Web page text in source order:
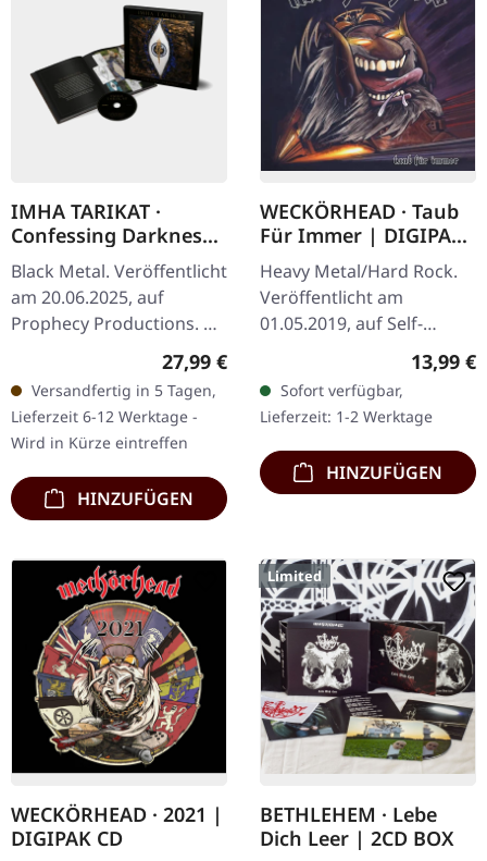
IMHA TARIKAT ·
Confessing Darkness
| HARDCOVER BOOK
CD
Black Metal. Veröffentlicht
am 20.06.2025, auf
Prophecy Productions. CD
im Hardcover-Buch, 18x18
cm, 48 Seiten, enthält
Songtexte und Liner
Notes,…
Regulärer Preis:
27,99 €
Versandfertig in 5 Tagen,
Lieferzeit 6-12 Werktage -
Wird in Kürze eintreffen
HINZUFÜGEN
WECKÖRHEAD · Taub
Für Immer | DIGIPAK
CD
Heavy Metal/Hard Rock.
Veröffentlicht am
01.05.2019, auf Self-
Released. CD im DigiPak
mit Booklet. Was für eine
wilde Fahrt das ist!
Weckörhad…
13,99 €
Sofort verfügbar,
Lieferzeit: 1-2 Werktage
HINZUFÜGEN
WECKÖRHEAD · 2021 |
DIGIPAK CD
Limited
BETHLEHEM · Lebe
Dich Leer | 2CD BOX